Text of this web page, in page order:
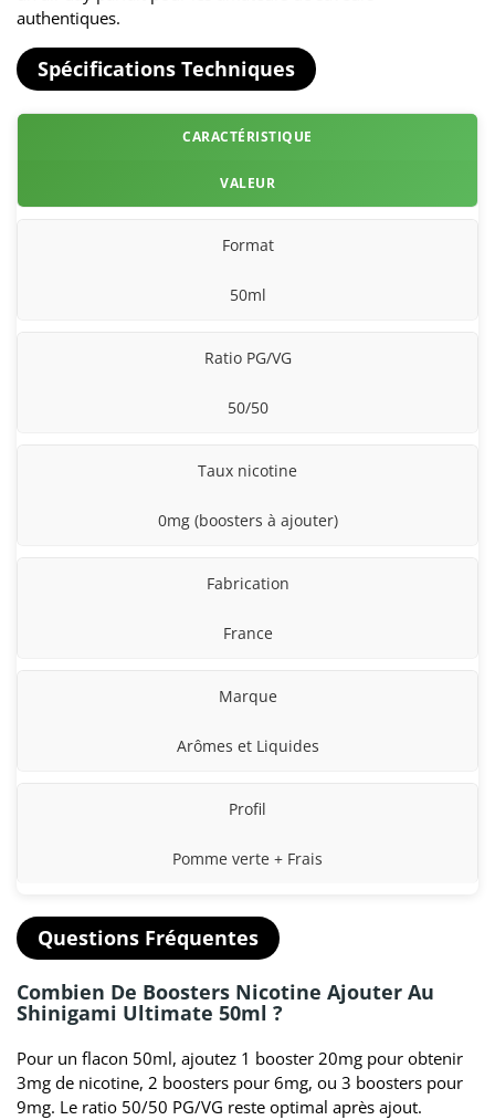
authentiques.
Spécifications Techniques
CARACTÉRISTIQUE
VALEUR
Format
50ml
Ratio PG/VG
50/50
Taux nicotine
0mg (boosters à ajouter)
Fabrication
France
Marque
Arômes et Liquides
Profil
Pomme verte + Frais
Questions Fréquentes
Combien De Boosters Nicotine Ajouter Au
Shinigami Ultimate 50ml ?
Pour un flacon 50ml, ajoutez 1 booster 20mg pour obtenir
3mg de nicotine, 2 boosters pour 6mg, ou 3 boosters pour
9mg. Le ratio 50/50 PG/VG reste optimal après ajout.